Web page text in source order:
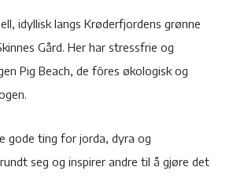
idyllisk langs Krøderfjordens grønne
Gård. Her har stressfrie og
Pig Beach, de fôres økologisk og
gode ting for jorda, dyra og
seg og inspirer andre til å gjøre det